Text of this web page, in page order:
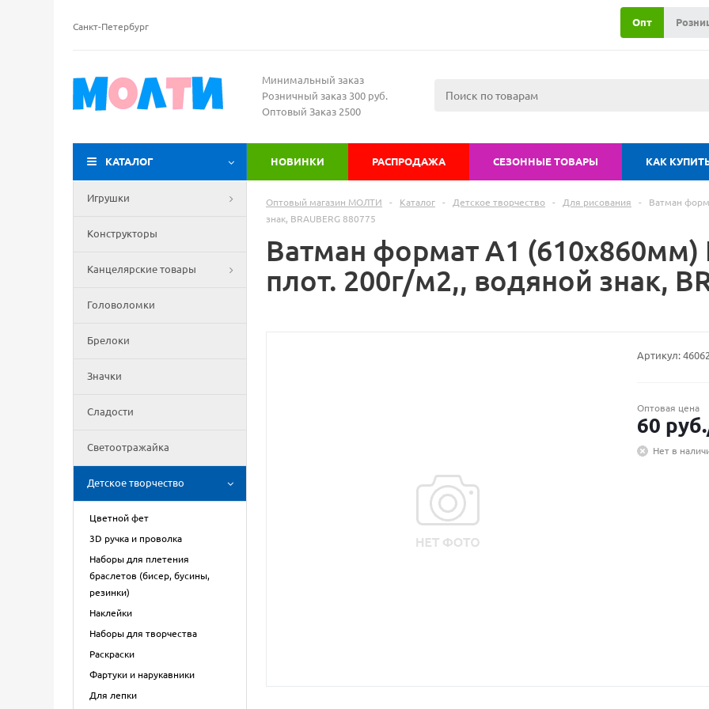
Санкт-Петербург Опт
Минимальный заказ
Розничный заказ 300 руб.
Оптовый Заказ 2500
КАТАЛОГ НОВИНКИ РАСПРОДАЖА СЕЗОННЫЕ ТОВАРЫ КАК
Игрушки
Конструкторы
Канцелярские товары
Головоломки
Брелоки
Значки
Сладости
Светоотражайка
Детское творчество
Цветной фет
3D ручка и проволка
Наборы для плетения
браслетов (бисер, бусины,
резинки)
Наклейки
Наборы для творчества
Раскраски
Фартуки и нарукавники
Для лепки
Оптовый магазин МОЛТИ - Каталог - Детское творчество - Для рисования -
Ватман
знак, BRAUBERG 880775
Ватман формат А1
плот. 200г/м2,, водяной знак,
Артикул:
Оптовая цена
60 руб.
Нет в